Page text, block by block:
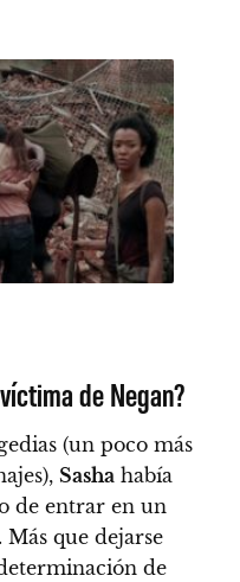
de Negan?
(un poco más
Sasha había
de entrar en un
que dejarse
de